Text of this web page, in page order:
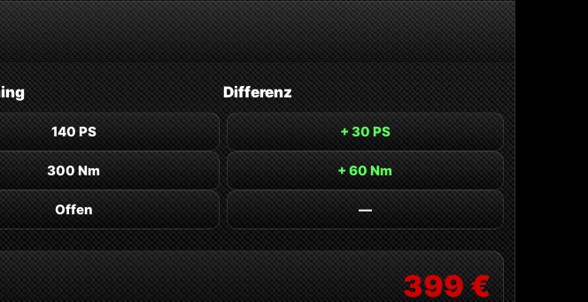
Differenz
140 PS + 30 PS
300 Nm + 60 Nm
Offen —
399 €